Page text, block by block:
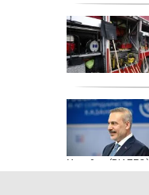
Украйна (ВИДЕО)